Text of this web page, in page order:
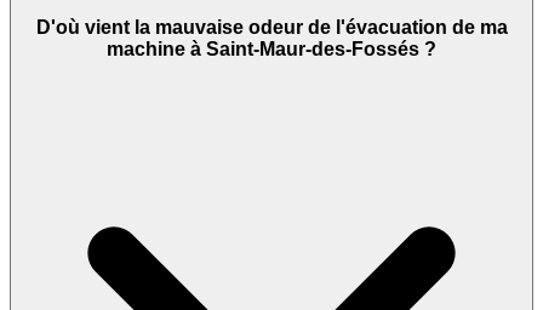
D'où vient la mauvaise odeur de l'évacuation de ma
machine à Saint-Maur-des-Fossés ?